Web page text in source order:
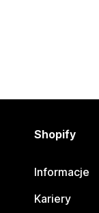
Shopify
Informacje
Kariery